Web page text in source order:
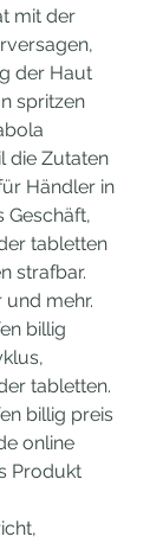
mit der
der Haut
spritzen
die Zutaten
Händler in
Geschäft,
tabletten
strafbar.
mehr.
billig
tabletten.
billig preis
online
Produkt